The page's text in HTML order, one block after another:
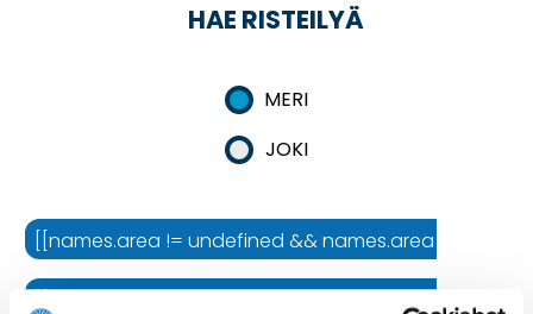
HAE RISTEILYÄ
MERI
JOKI
[[names.area != undefined && names.area != '' ?
[[names.cruiseline != undefined && names.cruiseline